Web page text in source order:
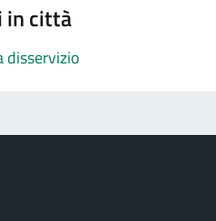
in città
disservizio